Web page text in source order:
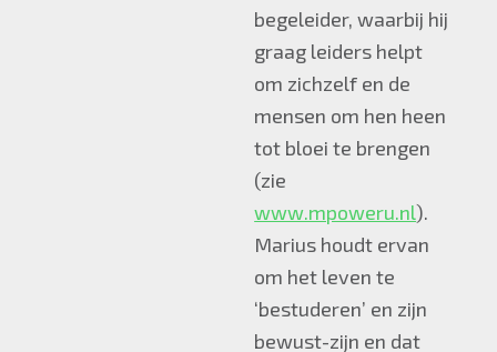
begeleider, waarbij hij
graag leiders helpt
om zichzelf en de
mensen om hen heen
tot bloei te brengen
(zie
www.mpoweru.nl).
Marius houdt ervan
om het leven te
‘bestuderen’ en zijn
bewust-zijn en dat